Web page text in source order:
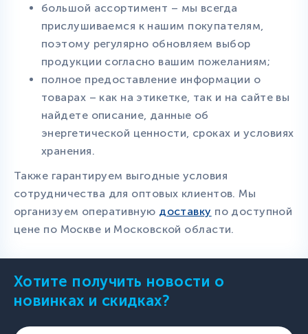
большой ассортимент – мы всегда
прислушиваемся к нашим покупателям,
поэтому регулярно обновляем выбор
продукции согласно вашим пожеланиям;
полное предоставление информации о
товарах – как на этикетке, так и на сайте вы
найдете описание, данные об
энергетической ценности, сроках и условиях
хранения.
Также гарантируем выгодные условия
сотрудничества для оптовых клиентов. Мы
организуем оперативную доставку по доступной
цене по Москве и Московской области.
Хотите получить новости о
новинках и скидках?